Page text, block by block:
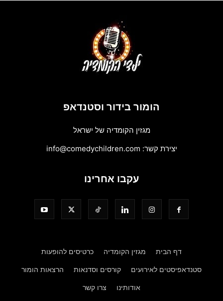
הומור בידור וסטנדאפ
מגזין הקומדיה של ישראל
יצירת קשר: info@comedychildren.com
עקבו אחרינו
דף הבית מגזין הקומדיה כרטיסים להופעות
סטנדאפיסטים לאירועים קורסים וסדנאות הרצאות הומור
אודותינו צרו קשר